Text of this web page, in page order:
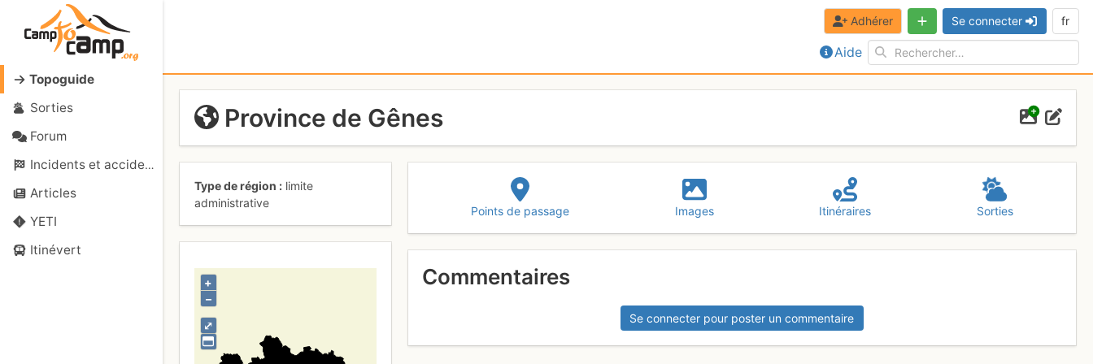
Topoguide
Sorties
Forum
Incidents et accidents
Articles
YETI
Itinévert
Aide
Adhérer Se connecter fr
Province de Gênes
Type de région
limite
administrative
⤢
+
–
Points de passage Images Itinéraires Sorties
Commentaires
Se connecter pour poster un commentaire